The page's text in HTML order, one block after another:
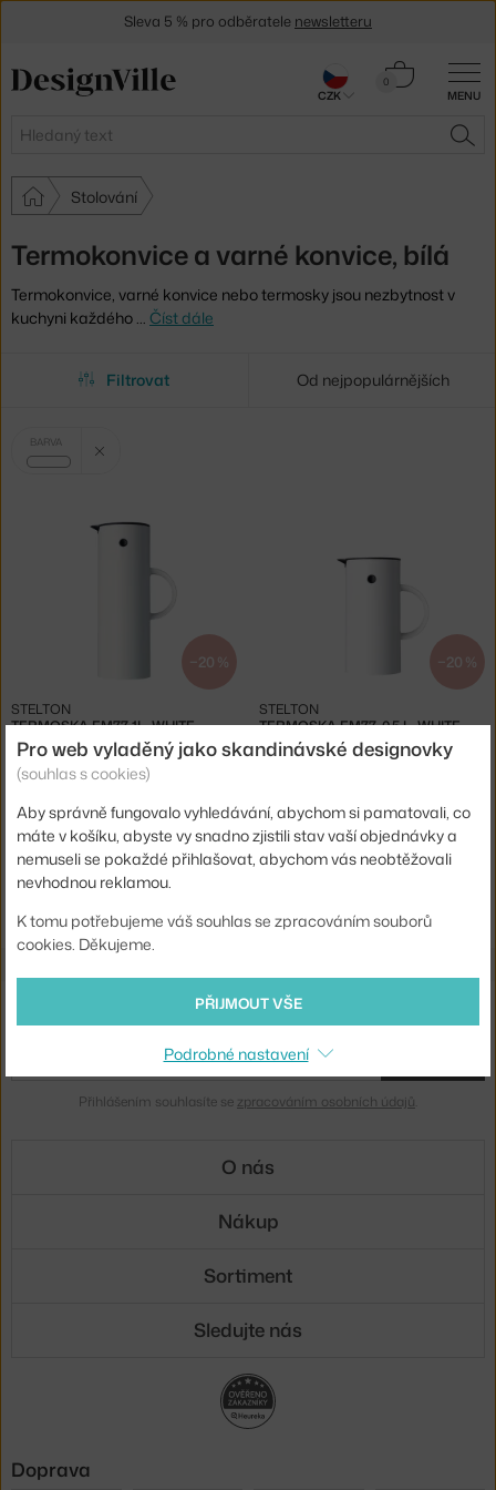
MENU
Hledat
0
Košík
Stolování
Termokonvice a varné konvice, bílá
Termokonvice, varné konvice nebo termosky jsou nezbytnost v
kuchyni každého … Číst dále
Filtrovat Od nejpopulárnějších
Vybrané
filtry:
BARVA
bílá
−20 %
TERMOSKA EM77 1L, WHITE
STELTON
Skladem 1 ks,1 632 Kč
−20 %
TERMOSKA EM77, 0.5 L, WHITE
STELTON
Skladem 1 ks 1 351 Kč
Ste zo Slovenska? Prejdite na
Sleva 5 % pro odběratele newsletteru
CZK
Pro web vyladěný jako skandinávské designovky
(souhlas s cookies)
Aby správně fungovalo vyhledávání, abychom si pamatovali, co
máte v košíku, abyste vy snadno zjistili stav vaší objednávky a
nemuseli se pokaždé přihlašovat, abychom vás neobtěžovali
nevhodnou reklamou.
K tomu potřebujeme váš souhlas se zpracováním souborů
cookies. Děkujeme.
PŘIJMOUT VŠE
Podrobné nastavení
Přihlášením souhlasíte se zpracováním osobních údajů
O nás
Nákup
Sortiment
Sledujte nás
Doprava